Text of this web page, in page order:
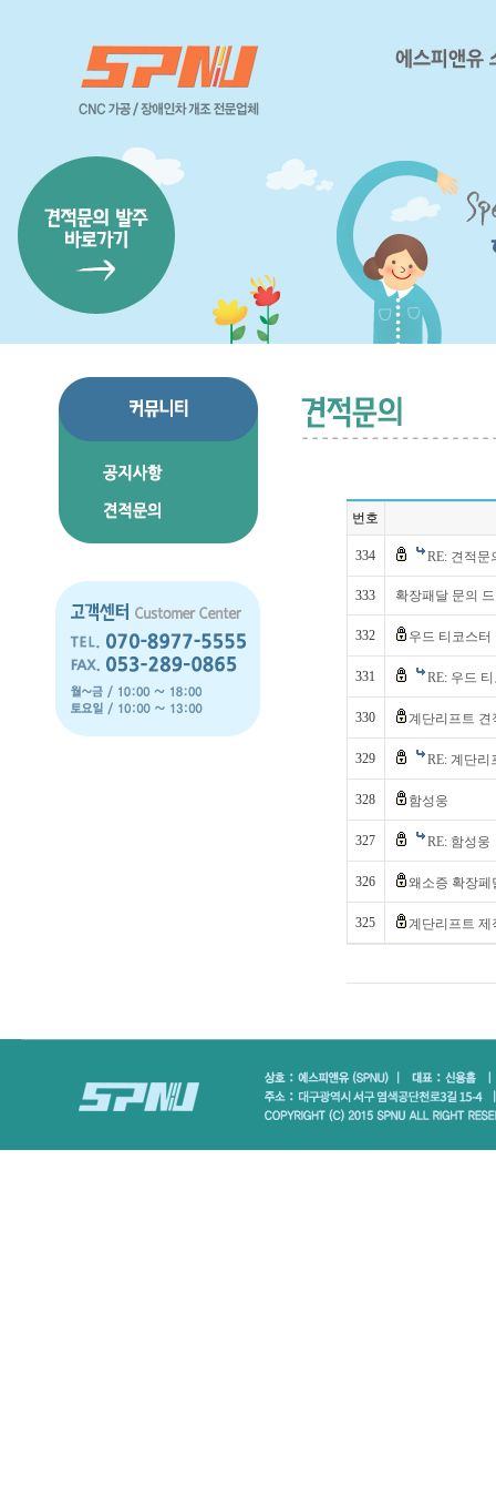
번호
334 RE: 견적문
333 확장패달 문의
332 우드 티코스터
331 RE: 우드
330 계단리프트
329 RE: 계단
328 함성웅
327 RE: 함성웅
326 왜소증 확장페
325 계단리프트